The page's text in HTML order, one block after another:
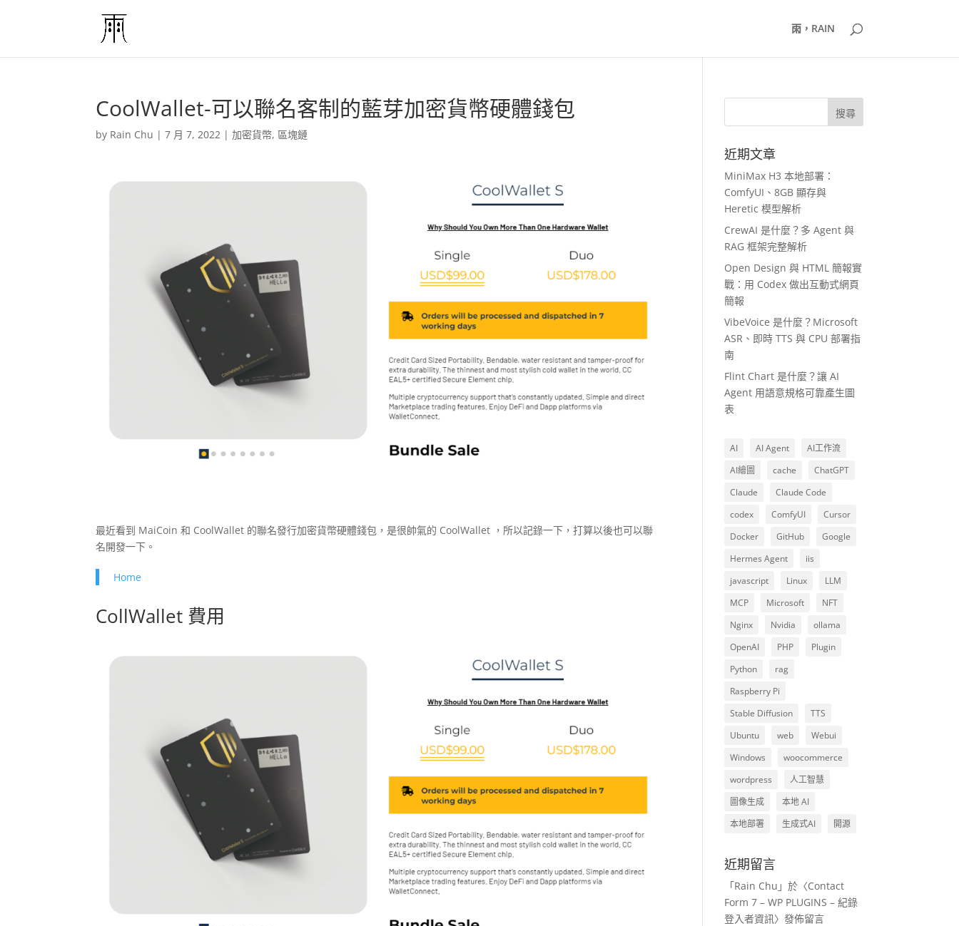
雨，RAIN
CoolWallet-可以聯名客制的藍芽加密貨幣硬體錢包
by Rain Chu |7 月 7, 2022 |加密貨幣,區塊鏈
最近看到 MaiCoin 和 CoolWallet 的聯名發行加密貨幣硬體錢包，是很帥氣的 CoolWallet ，所以記錄一下，打算以後也可以聯
名開發一下。
Home
CollWallet 費用
近期文章
MiniMax H3 本地部署：
ComfyUI、8GB 顯存與
Heretic 模型解析
CrewAI 是什麼？多 Agent 與
RAG 框架完整解析
Open Design 與 HTML 簡報實
戰：用 Codex 做出互動式網頁
簡報
VibeVoice 是什麼？Microsoft
ASR、即時 TTS 與 CPU 部署指
南
Flint Chart 是什麼？讓 AI
Agent 用語意規格可靠產生圖
表
AI AI Agent
AI工作流
AI繪圖
cache
ChatGPT
Claude
Claude Code
codex
ComfyUI
Cursor
Docker
GitHub
Google
Hermes Agent
iis
javascript
Linux
LLM
MCP
Microsoft
NFT
Nginx
Nvidia
ollama
OpenAI
PHP
Plugin
Python
rag
Raspberry Pi
Stable Diffusion
TTS
Ubuntu
web
Webui
Windows
woocommerce
wordpress
人工智慧
圖像生成
本地 AI
本地部署
生成式AI 開源
近期留言
「Rain Chu 」於〈Contact
Form 7 – WP PLUGINS – 紀錄
登入者資訊〉發佈留言